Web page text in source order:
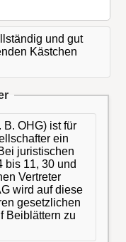
und gut
Kästchen
OHG) ist für
ein
juristischen
bis 11, 30 und
Vertreter
wird auf diese
gesetzlichen
Beiblättern zu